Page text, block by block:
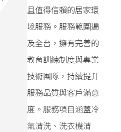
且值得信賴的居家環
境服務。服務範圍遍
及全台，擁有完善的
教育訓練制度與專業
技術團隊，持續提升
服務品質與客戶滿意
度。服務項目涵蓋冷
氣清洗、洗衣機清